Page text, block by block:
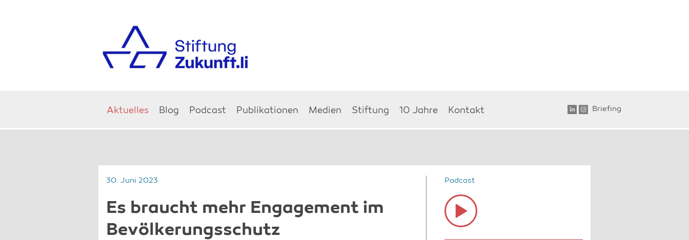
Aktuelles Blog Podcast Publikationen Medien Stiftung 10 Jahre Kontakt Briefing
30. Juni 2023
Es braucht mehr Engagement im
Bevölkerungsschutz
Podcast
Audio
Player